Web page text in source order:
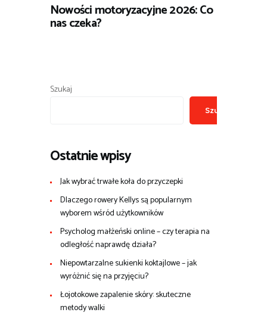
Nowości motoryzacyjne 2026: Co
nas czeka?
Szukaj
Szukaj
Ostatnie wpisy
Jak wybrać trwałe koła do przyczepki
Dlaczego rowery Kellys są popularnym
wyborem wśród użytkowników
Psycholog małżeński online – czy terapia na
odległość naprawdę działa?
Niepowtarzalne sukienki koktajlowe – jak
wyróżnić się na przyjęciu?
Łojotokowe zapalenie skóry: skuteczne
metody walki